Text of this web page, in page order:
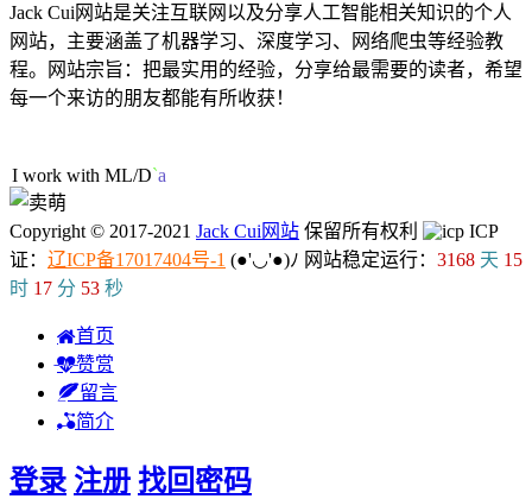
Jack Cui网站是关注互联网以及分享人工智能相关知识的个人
网站，主要涵盖了机器学习、深度学习、网络爬虫等经验教
程。网站宗旨：把最实用的经验，分享给最需要的读者，希望
每一个来访的朋友都能有所收获！
I work with ML/DL.
Copyright © 2017-2021 Jack Cui网站 保留所有权利
ICP
证： 辽ICP备17017404号-1 (●'◡'●)ﾉ 网站稳定运行： 3168 天 15
时 17 分 54 秒
首页
赞赏
留言
简介
登录 注册 找回密码